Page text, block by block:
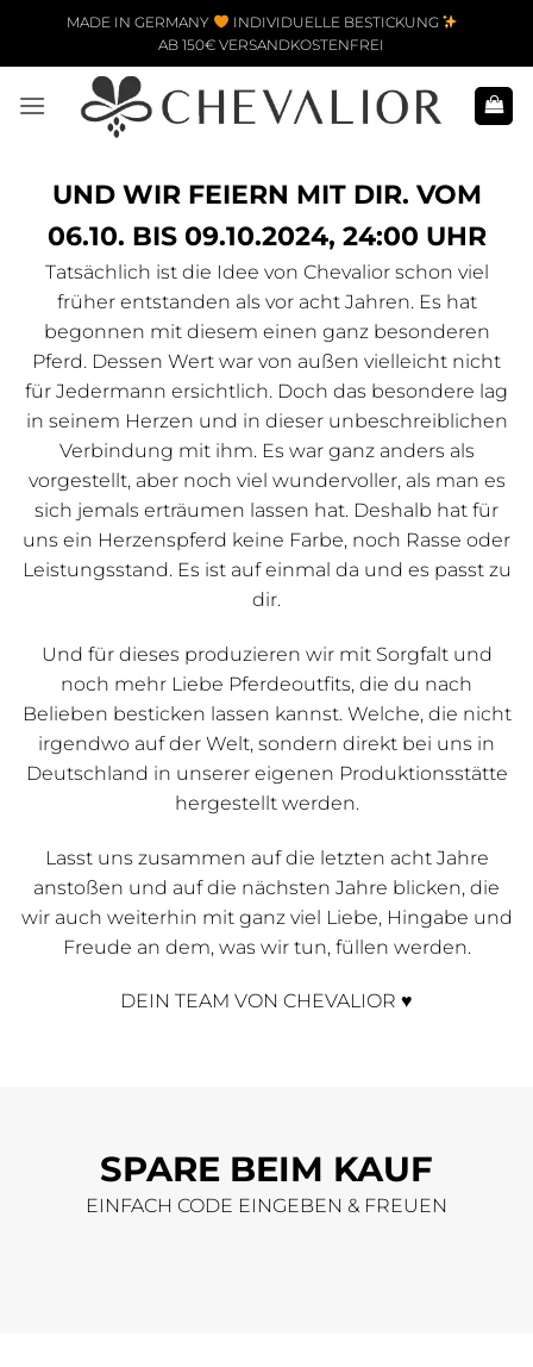
Zum Inhalt springen
MADE IN GERMANY
INDIVIDUELLE BESTICKUNG
AB 150€ VERSANDKOSTENFREI
UND WIR FEIERN MIT DIR. VOM
06.10. BIS 09.10.2024, 24:00 UHR
Tatsächlich ist die Idee von Chevalior schon viel
früher entstanden als vor acht Jahren. Es hat
begonnen mit diesem einen ganz besonderen
Pferd. Dessen Wert war von außen vielleicht nicht
für Jedermann ersichtlich. Doch das besondere lag
in seinem Herzen und in dieser unbeschreiblichen
Verbindung mit ihm. Es war ganz anders als
vorgestellt, aber noch viel wundervoller, als man es
sich jemals erträumen lassen hat. Deshalb hat für
uns ein Herzenspferd keine Farbe, noch Rasse oder
Leistungsstand. Es ist auf einmal da und es passt zu
dir.
Und für dieses produzieren wir mit Sorgfalt und
noch mehr Liebe Pferdeoutfits, die du nach
Belieben besticken lassen kannst. Welche, die nicht
irgendwo auf der Welt, sondern direkt bei uns in
Deutschland in unserer eigenen Produktionsstätte
hergestellt werden.
Lasst uns zusammen auf die letzten acht Jahre
anstoßen und auf die nächsten Jahre blicken, die
wir auch weiterhin mit ganz viel Liebe, Hingabe und
Freude an dem, was wir tun, füllen werden.
DEIN TEAM VON CHEVALIOR ♥
SPARE BEIM KAUF
EINFACH CODE EINGEBEN & FREUEN